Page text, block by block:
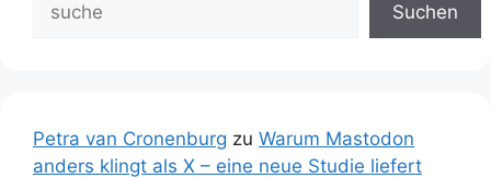
Suchen
Petra van Cronenburg zu Warum Mastodon
anders klingt als X – eine neue Studie liefert